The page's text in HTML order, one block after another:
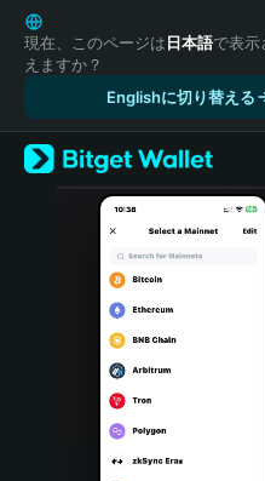
English
日本語
Tiếng Việt
Español (Latinoamérica)
Türkçe
Italiano
Português (Portugal)
Bahasa Indonesia
現在、このページは日本語で表示
えますか？
Englishに切り替える